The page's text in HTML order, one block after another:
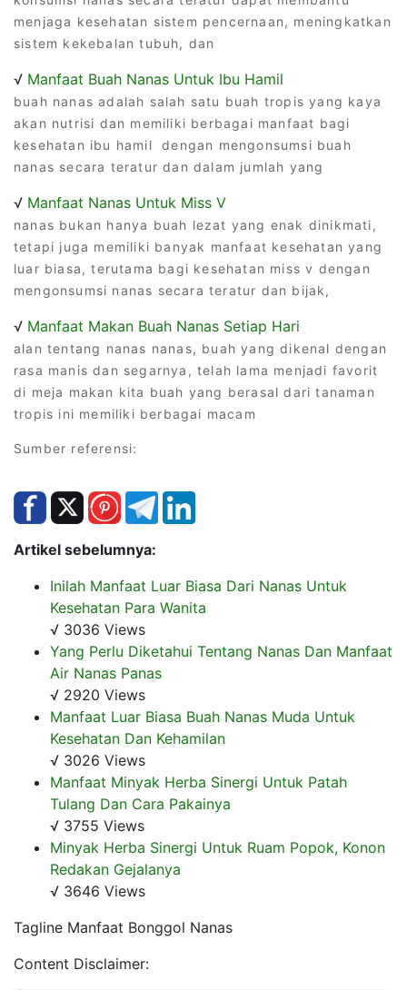
menjaga kesehatan sistem pencernaan, meningkatkan
sistem kekebalan tubuh, dan
√ Manfaat Buah Nanas Untuk Ibu Hamil
buah nanas adalah salah satu buah tropis yang kaya
akan nutrisi dan memiliki berbagai manfaat bagi
kesehatan ibu hamil dengan mengonsumsi buah
nanas secara teratur dan dalam jumlah yang
√ Manfaat Nanas Untuk Miss V
nanas bukan hanya buah lezat yang enak dinikmati,
tetapi juga memiliki banyak manfaat kesehatan yang
luar biasa, terutama bagi kesehatan miss v dengan
mengonsumsi nanas secara teratur dan bijak,
√ Manfaat Makan Buah Nanas Setiap Hari
alan tentang nanas nanas, buah yang dikenal dengan
rasa manis dan segarnya, telah lama menjadi favorit
di meja makan kita buah yang berasal dari tanaman
tropis ini memiliki berbagai macam
Sumber referensi:
Artikel sebelumnya:
Inilah Manfaat Luar Biasa Dari Nanas Untuk
Kesehatan Para Wanita
√ 3036 Views
Yang Perlu Diketahui Tentang Nanas Dan Manfaat
Air Nanas Panas
√ 2920 Views
Manfaat Luar Biasa Buah Nanas Muda Untuk
Kesehatan Dan Kehamilan
√ 3026 Views
Manfaat Minyak Herba Sinergi Untuk Patah
Tulang Dan Cara Pakainya
√ 3755 Views
Minyak Herba Sinergi Untuk Ruam Popok, Konon
Redakan Gejalanya
√ 3646 Views
Tagline Manfaat Bonggol Nanas
Content Disclaimer: